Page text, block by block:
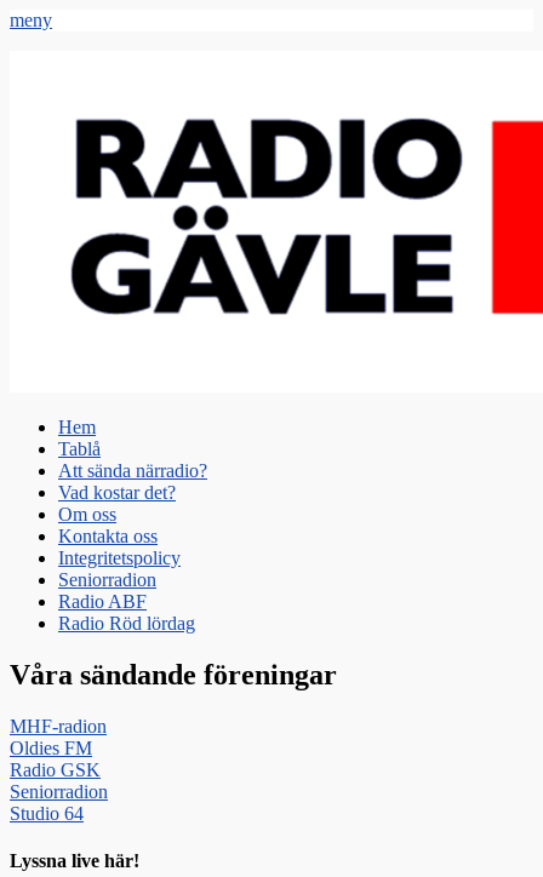
meny
Primär
meny
Hoppa
innehåll
Hem
Tablå
Att sända närradio?
Vad kostar det?
Om oss
Kontakta oss
Integritetspolicy
Seniorradion
Radio ABF
Radio Röd lördag
Våra sändande föreningar
MHF-radion
Oldies FM
Radio GSK
Seniorradion
Studio 64
Lyssna live här!